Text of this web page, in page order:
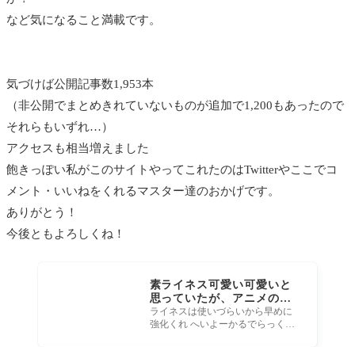
など気になること満載です。
気づけば公開記事数1,953本
（非公開でまとめきれていないものが追加で1,200もあったので
それらもいずれ…）
アクセスも相当増えました
飽きっぽい私がこのサイトやってこれたのはTwitterやここでコ
メント・いいねをくれるマスター達のおかげです。
ありがとう！
今後ともよろしくね！
素ライネス可愛い可愛いと
思っていたが、アニメのラ
イネスリリィちゃんに衝撃
を受けた…という話を聞い
ライネスは使いづらいから早めに
強化くれ へいよーかるでらっく